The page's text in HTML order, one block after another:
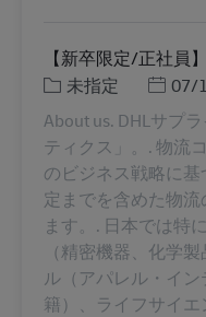
【新卒限定/正社員
类别未指定 Posted
07/
About us. DHLサプ
ティクス」。. 物流
のビジネス戦略に
定までを含めた物
ます。. 日本では特
（精密機器、化学
ル（アパレル・イ
籍）、ライフサイ